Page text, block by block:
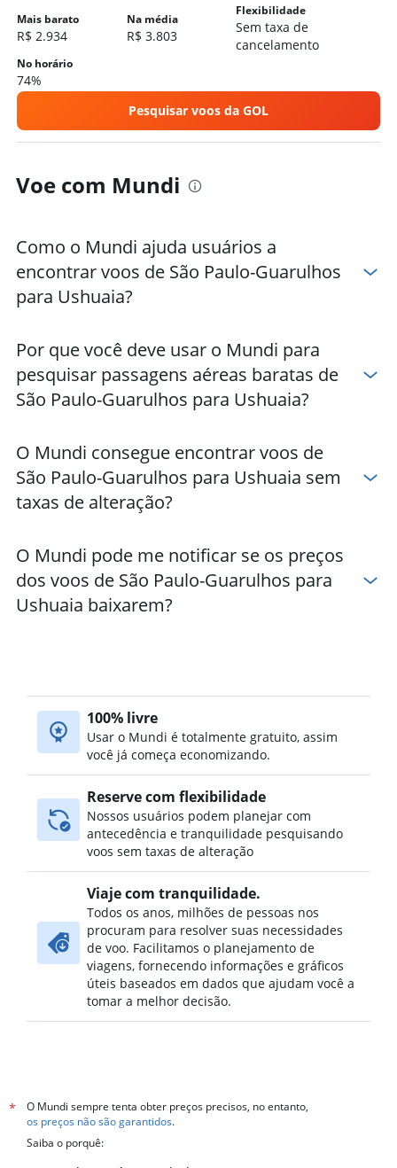
Mais barato
R$ 2.934
Na média
R$ 3.803
Flexibilidade
Sem taxa de
cancelamento
No horário
74%
Pesquisar voos da GOL
Voe com Mundi
Como o Mundi ajuda usuários a
encontrar voos de São Paulo-Guarulhos
para Ushuaia?
Por que você deve usar o Mundi para
pesquisar passagens aéreas baratas de
São Paulo-Guarulhos para Ushuaia?
O Mundi consegue encontrar voos de
São Paulo-Guarulhos para Ushuaia sem
taxas de alteração?
O Mundi pode me notificar se os preços
dos voos de São Paulo-Guarulhos para
Ushuaia baixarem?
100% livre
Usar o Mundi é totalmente gratuito, assim
você já começa economizando.
Reserve com flexibilidade
Nossos usuários podem planejar com
antecedência e tranquilidade pesquisando
voos sem taxas de alteração
Viaje com tranquilidade.
Todos os anos, milhões de pessoas nos
procuram para resolver suas necessidades
de voo. Facilitamos o planejamento de
viagens, fornecendo informações e gráficos
úteis baseados em dados que ajudam você a
tomar a melhor decisão.
*
O Mundi sempre tenta obter preços precisos, no entanto,
os preços não são garantidos.
Saiba o porquê: